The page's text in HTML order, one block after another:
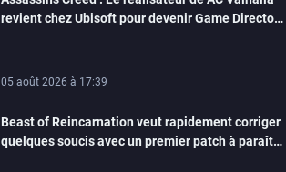
revient chez Ubisoft pour devenir Game Director
05 août 2026 à 17:39
Beast of Reincarnation veut rapidement corriger
quelques soucis avec un premier patch à paraître